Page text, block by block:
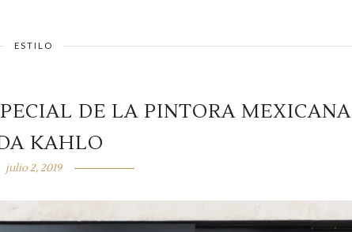
ESTILO
DE LA PINTORA MEXICANA
KAHLO
julio 2, 2019